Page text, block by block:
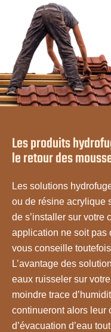
Les produits
le retour des
Les solutions
ou de résine acrylique
de s’installer sur votre
application ne soit pas
vous conseille
L’avantage des
eaux ruisseler sur
moindre trace
continueront alors leur
d’évacuation d’eau